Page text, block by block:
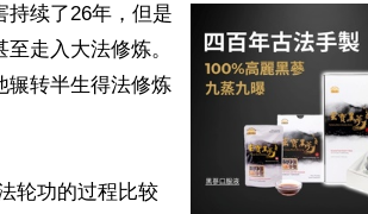
持续了26年，但是
走入大法修炼。
辗转半生得法修炼
轮功的过程比较